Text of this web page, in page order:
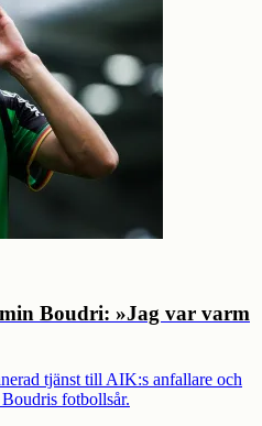
Boudri: »Jag var varm
tjänst till AIK:s anfallare och
fotbollsår.